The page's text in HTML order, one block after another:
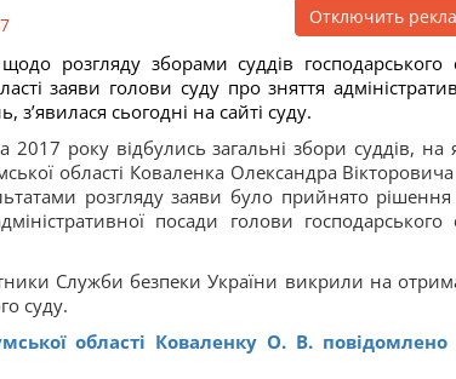
Отключить
розгляду зборами суддів господарського
заяви голови суду про зняття
з’явилася сьогодні на сайті суду.
2017 року відбулись загальні збори суддів, на
області Коваленка Олександра
розгляду заяви було прийнято
посади голови господарського
Служби безпеки України викрили на
суду.
області Коваленку О. В.